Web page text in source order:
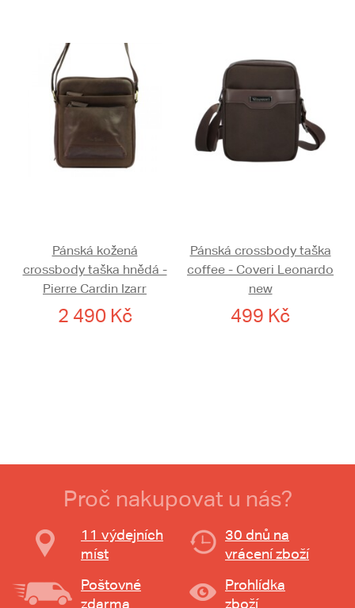
Pánská kožená
crossbody taška hnědá -
Pierre Cardin Izarr
2 490 Kč
Pánská crossbody taška
coffee - Coveri Leonardo
new
499 Kč
Proč nakupovat u nás?
11 výdejních
míst
30 dnů na
vrácení zboží
Poštovné
zdarma
Prohlídka
zboží